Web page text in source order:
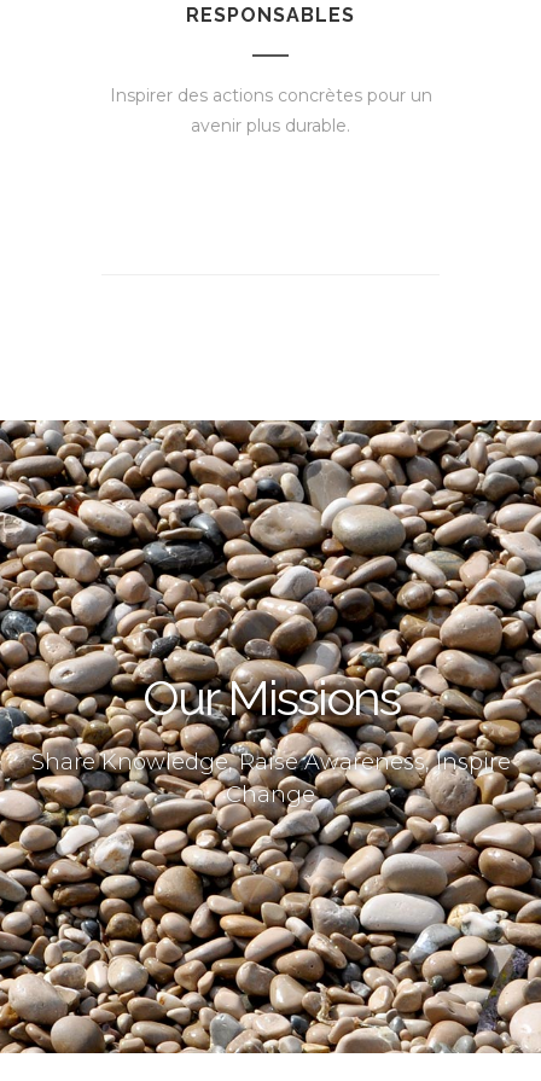
RESPONSABLES
Inspirer des actions concrètes pour un
avenir plus durable.
Our Missions
Share Knowledge, Raise Awareness, Inspire
Change